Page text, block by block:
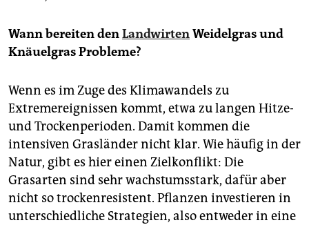
Wann bereiten denLandwirtenWeidelgras und
Knäuelgras Probleme?
Wenn es im Zuge des Klimawandels zu
Extremereignissen kommt, etwa zu langen Hitze-
und Trockenperioden. Damit kommen die
intensiven Grasländer nicht klar. Wie häufig in der
Natur, gibt es hier einen Zielkonflikt: Die
Grasarten sind sehr wachstumsstark, dafür aber
nicht so trockenresistent. Pflanzen investieren in
unterschiedliche Strategien, also entweder in eine